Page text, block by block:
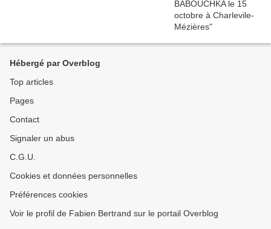
Hébergé par Overblog
Top articles
Pages
Contact
Signaler un abus
C.G.U.
Cookies et données personnelles
Préférences cookies
Voir le profil de Fabien Bertrand sur le portail Overblog